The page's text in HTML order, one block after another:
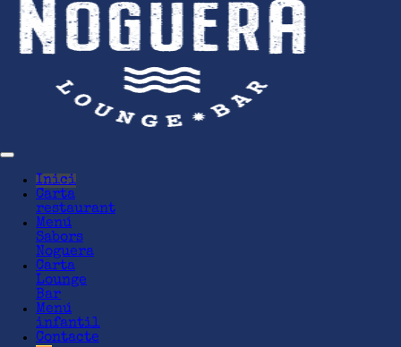
Inici
Carta
restaurant
Menú
Sabors
Noguera
Carta
Lounge
Bar
Menú
infantil
Contacte